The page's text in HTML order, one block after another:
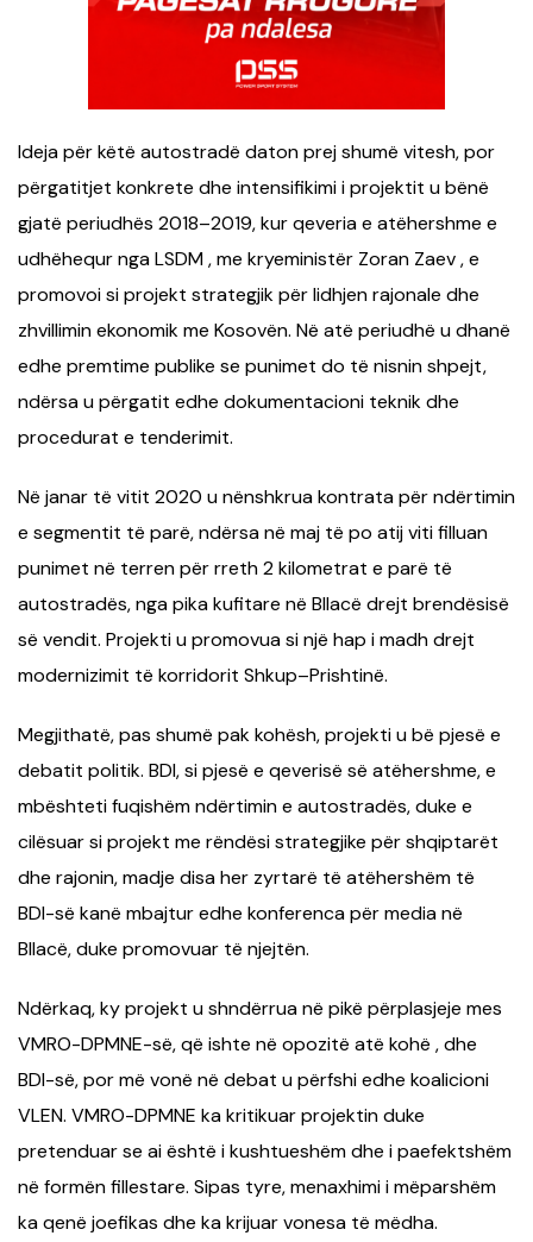
Ideja për këtë autostradë daton prej shumë vitesh, por
përgatitjet konkrete dhe intensifikimi i projektit u bënë
gjatë periudhës 2018–2019, kur qeveria e atëhershme e
udhëhequr nga LSDM , me kryeministër Zoran Zaev , e
promovoi si projekt strategjik për lidhjen rajonale dhe
zhvillimin ekonomik me Kosovën. Në atë periudhë u dhanë
edhe premtime publike se punimet do të nisnin shpejt,
ndërsa u përgatit edhe dokumentacioni teknik dhe
procedurat e tenderimit.
Në janar të vitit 2020 u nënshkrua kontrata për ndërtimin
e segmentit të parë, ndërsa në maj të po atij viti filluan
punimet në terren për rreth 2 kilometrat e parë të
autostradës, nga pika kufitare në Bllacë drejt brendësisë
së vendit. Projekti u promovua si një hap i madh drejt
modernizimit të korridorit Shkup–Prishtinë.
Megjithatë, pas shumë pak kohësh, projekti u bë pjesë e
debatit politik. BDI, si pjesë e qeverisë së atëhershme, e
mbështeti fuqishëm ndërtimin e autostradës, duke e
cilësuar si projekt me rëndësi strategjike për shqiptarët
dhe rajonin, madje disa her zyrtarë të atëhershëm të
BDI-së kanë mbajtur edhe konferenca për media në
Bllacë, duke promovuar të njejtën.
Ndërkaq, ky projekt u shndërrua në pikë përplasjeje mes
VMRO-DPMNE-së, që ishte në opozitë atë kohë , dhe
BDI-së, por më vonë në debat u përfshi edhe koalicioni
VLEN. VMRO-DPMNE ka kritikuar projektin duke
pretenduar se ai është i kushtueshëm dhe i paefektshëm
në formën fillestare. Sipas tyre, menaxhimi i mëparshëm
ka qenë joefikas dhe ka krijuar vonesa të mëdha.